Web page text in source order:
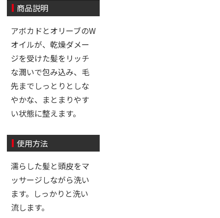
商品説明
アボカドとオリーブのW
オイルが、乾燥ダメー
ジを受けた髪をリッチ
な潤いで包み込み、毛
先までしっとりとしな
やかな、まとまりやす
い状態に整えます。
使用方法
濡らした髪と頭皮をマ
ッサージしながら洗い
ます。しっかりと洗い
流します。